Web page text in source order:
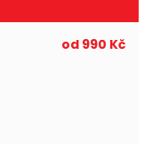
od 990 Kč